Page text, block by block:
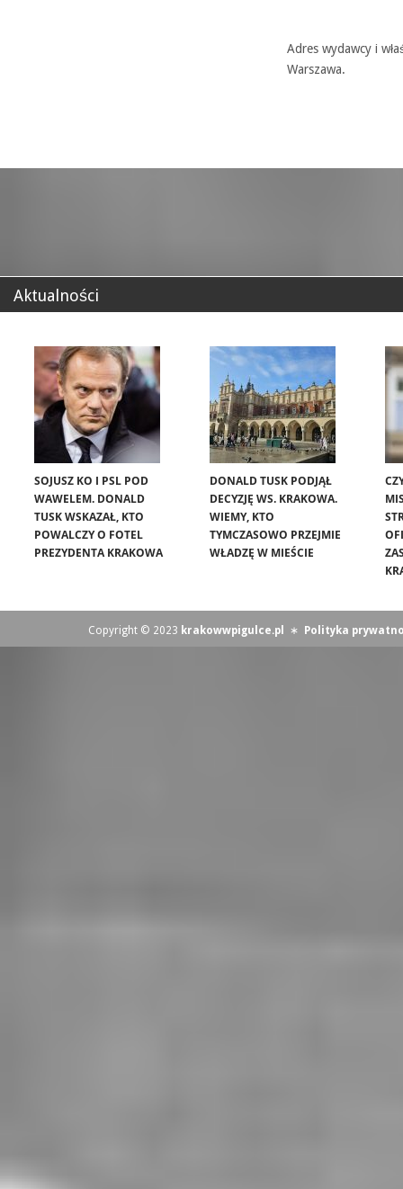
Adres wydawcy i
Warszawa.
Aktualności
SOJUSZ KO I PSL POD
WAWELEM. DONALD
TUSK WSKAZAŁ, KTO
POWALCZY O FOTEL
PREZYDENTA KRAKOWA
DONALD TUSK PODJĄŁ
DECYZJĘ WS. KRAKOWA.
WIEMY, KTO
TYMCZASOWO PRZEJMIE
WŁADZĘ W MIEŚCIE
Copyright © 2023 krakowwpigulce.pl ∗ Polityka